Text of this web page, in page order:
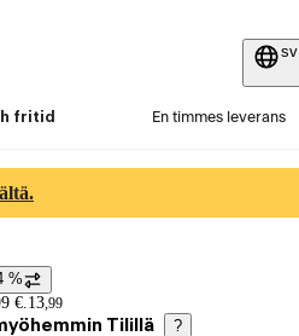
sv
fritid En timmes leverans
%
€. 13,99
Tilillä ?